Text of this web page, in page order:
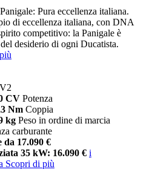
Pura eccellenza italiana.
di eccellenza italiana, con DNA
competitivo: la Panigale è
desiderio di ogni Ducatista.
CV Potenza
Nm Coppia
kg Peso in ordine di marcia
carburante
17.090 €
35 kW: 16.090 € i
Scopri di più